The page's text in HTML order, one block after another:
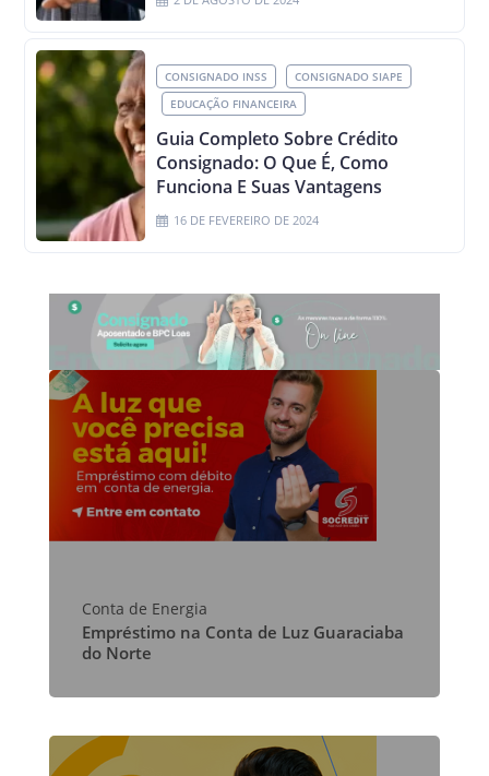
CONSIGNADO INSS
CONSIGNADO SIAPE
EDUCAÇÃO FINANCEIRA
Guia Completo Sobre Crédito
Consignado: O Que É, Como
Funciona E Suas Vantagens
16 DE FEVEREIRO DE 2024
Conta de Energia
Empréstimo na Conta de Luz Guaraciaba
do Norte